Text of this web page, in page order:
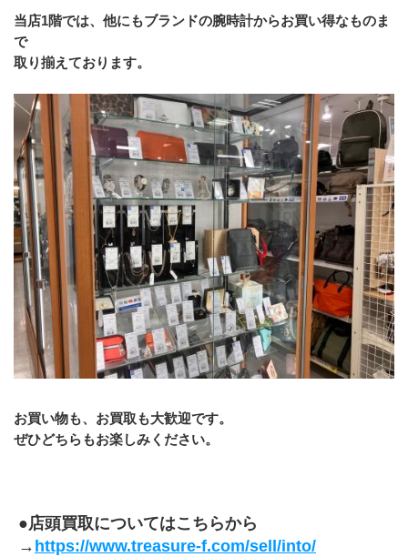
当店1階では、他にもブランドの腕時計からお買い得なものま
で
取り揃えております。
お買い物も、お買取も大歓迎です。
ぜひどちらもお楽しみください。
●店頭買取についてはこちらから
→ https://www.treasure-f.com/sell/into/